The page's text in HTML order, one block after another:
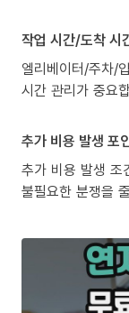
작업 시간/도착 시
엘리베이터/주차/
시간 관리가 중요
추가 비용 발생 포
추가 비용 발생 조
불필요한 분쟁을